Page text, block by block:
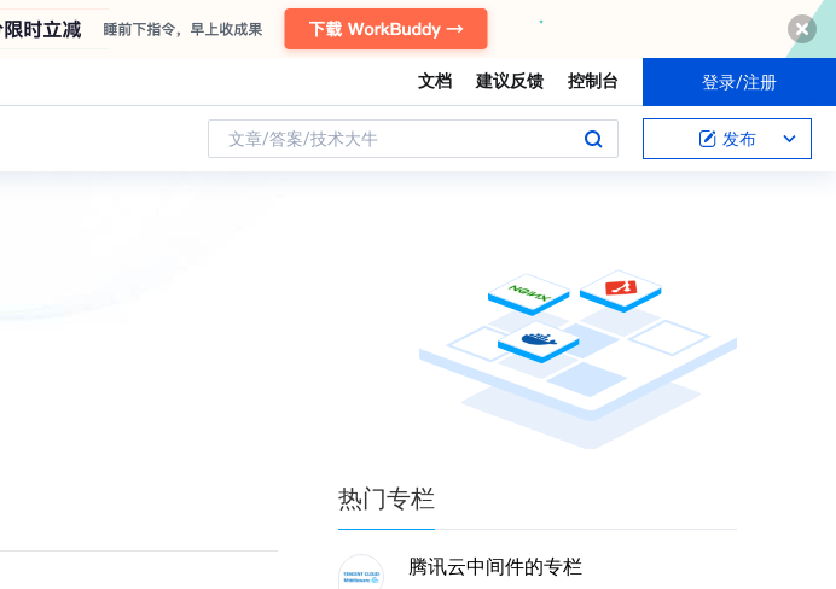
文档 建议反馈 控制台 登录/注册
文章/答案/技术大牛 发布
热门专栏
腾讯云中间件的专栏